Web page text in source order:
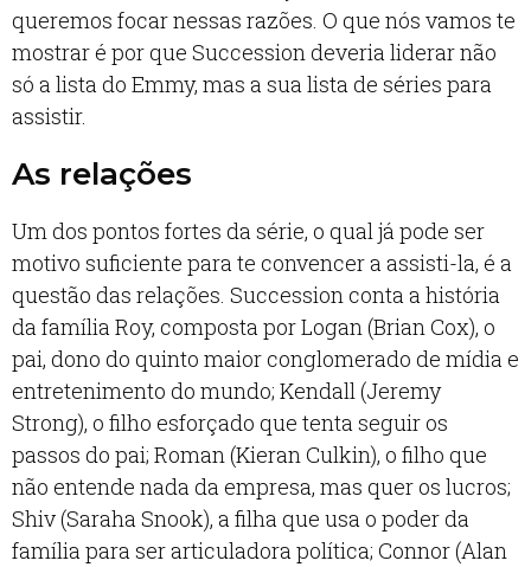
queremos focar nessas razões. O que nós vamos te
mostrar é por que Succession deveria liderar não
só a lista do Emmy, mas a sua lista de séries para
assistir.
As relações
Um dos pontos fortes da série, o qual já pode ser
motivo suficiente para te convencer a assisti-la, é a
questão das relações. Succession conta a história
da família Roy, composta por Logan (Brian Cox), o
pai, dono do quinto maior conglomerado de mídia e
entretenimento do mundo; Kendall (Jeremy
Strong), o filho esforçado que tenta seguir os
passos do pai; Roman (Kieran Culkin), o filho que
não entende nada da empresa, mas quer os lucros;
Shiv (Saraha Snook), a filha que usa o poder da
família para ser articuladora política; Connor (Alan